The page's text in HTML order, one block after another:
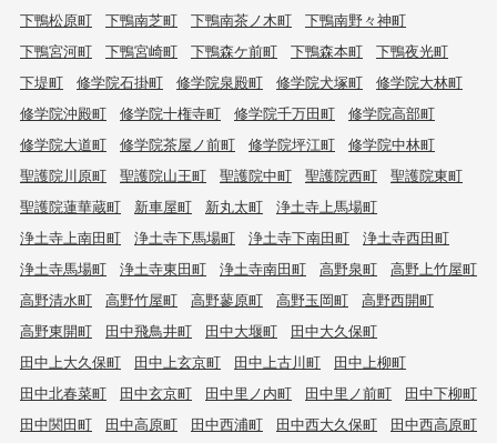
下鴨松原町
下鴨南芝町 下鴨南茶ノ木町
下鴨南野々神町
下鴨宮河町
下鴨宮崎町 下鴨森ケ前町 下鴨森本町
下鴨夜光町
下堤町
修学院石掛町 修学院泉殿町 修学院犬塚町
修学院大林町
修学院沖殿町
修学院十権寺町 修学院千万田町
修学院高部町
修学院大道町
修学院茶屋ノ前町 修学院坪江町
修学院中林町
聖護院川原町
聖護院山王町 聖護院中町 聖護院西町
聖護院東町
聖護院蓮華蔵町
新車屋町 新丸太町
浄土寺上馬場町
浄土寺上南田町
浄土寺下馬場町 浄土寺下南田町
浄土寺西田町
浄土寺馬場町
浄土寺東田町 浄土寺南田町 高野泉町
高野上竹屋町
高野清水町
高野竹屋町 高野蓼原町 高野玉岡町
高野西開町
高野東開町
田中飛鳥井町 田中大堰町
田中大久保町
田中上大久保町
田中上玄京町 田中上古川町
田中上柳町
田中北春菜町
田中玄京町 田中里ノ内町 田中里ノ前町
田中下柳町
田中関田町
田中高原町 田中西浦町 田中西大久保町
田中西高原町